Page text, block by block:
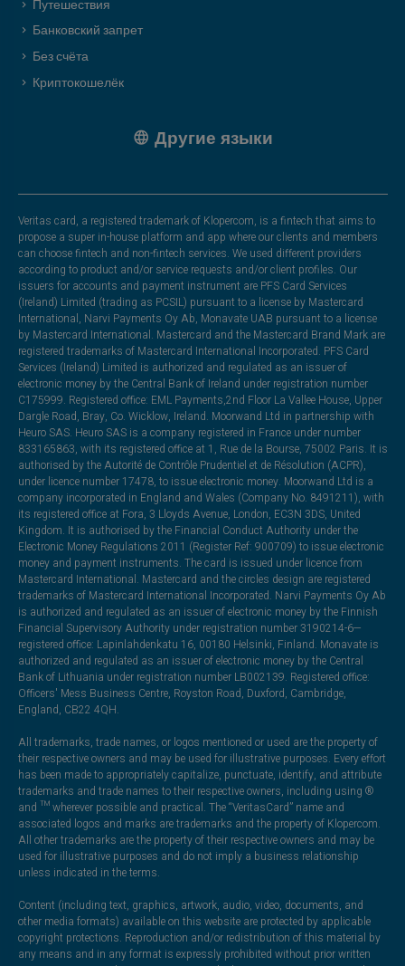
Путешествия
Банковский запрет
Без счёта
Криптокошелёк
Другие языки
Veritas card, a registered trademark of Klopercom, is a fintech that aims to
propose a super in-house platform and app where our clients and members
can choose fintech and non-fintech services. We used different providers
according to product and/or service requests and/or client profiles. Our
issuers for accounts and payment instrument are PFS Card Services
(Ireland) Limited (trading as PCSIL) pursuant to a license by Mastercard
International, Narvi Payments Oy Ab, Monavate UAB pursuant to a license
by Mastercard International. Mastercard and the Mastercard Brand Mark are
registered trademarks of Mastercard International Incorporated. PFS Card
Services (Ireland) Limited is authorized and regulated as an issuer of
electronic money by the Central Bank of Ireland under registration number
C175999. Registered office: EML Payments,2nd Floor La Vallee House, Upper
Dargle Road, Bray, Co. Wicklow, Ireland. Moorwand Ltd in partnership with
Heuro SAS. Heuro SAS is a company registered in France under number
833165863, with its registered office at 1, Rue de la Bourse, 75002 Paris. It is
authorised by the Autorité de Contrôle Prudentiel et de Résolution (ACPR),
under licence number 17478, to issue electronic money. Moorwand Ltd is a
company incorporated in England and Wales (Company No. 8491211), with
its registered office at Fora, 3 Lloyds Avenue, London, EC3N 3DS, United
Kingdom. It is authorised by the Financial Conduct Authority under the
Electronic Money Regulations 2011 (Register Ref: 900709) to issue electronic
money and payment instruments. The card is issued under licence from
Mastercard International. Mastercard and the circles design are registered
trademarks of Mastercard International Incorporated. Narvi Payments Oy Ab
is authorized and regulated as an issuer of electronic money by the Finnish
Financial Supervisory Authority under registration number 3190214-6—
registered office: Lapinlahdenkatu 16, 00180 Helsinki, Finland. Monavate is
authorized and regulated as an issuer of electronic money by the Central
Bank of Lithuania under registration number LB002139. Registered office:
Officers' Mess Business Centre, Royston Road, Duxford, Cambridge,
England, CB22 4QH.
All trademarks, trade names, or logos mentioned or used are the property of
their respective owners and may be used for illustrative purposes. Every effort
has been made to appropriately capitalize, punctuate, identify, and attribute
trademarks and trade names to their respective owners, including using ®
and ™ wherever possible and practical. The “VeritasCard” name and
associated logos and marks are trademarks and the property of Klopercom.
All other trademarks are the property of their respective owners and may be
used for illustrative purposes and do not imply a business relationship
unless indicated in the terms.
Content (including text, graphics, artwork, audio, video, documents, and
other media formats) available on this website are protected by applicable
copyright protections. Reproduction and/or redistribution of this material by
any means and in any format is expressly prohibited without prior written